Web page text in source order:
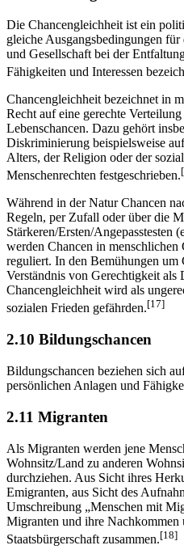
Die Chancengleichheit ist ein
gleiche Ausgangsbedingungen
und Gesellschaft bei der
Fähigkeiten und Interessen
Chancengleichheit bezeichnet in
Recht auf eine gerechte
Lebenschancen. Dazu gehört
Diskriminierung beispielsweise
Alters, der Religion oder der
Menschenrechten festgeschrieben.
Während in der Natur Chancen
Regeln, per Zufall oder über die
Stärkeren/Ersten/Angepasstesten
werden Chancen in menschlichen
reguliert. In den Bemühungen um
Verständnis von Gerechtigkeit als
Chancengleichheit wird als
sozialen Frieden gefährden.[17]
2.10 Bildungschancen
Bildungschancen beziehen sich
persönlichen Anlagen und
2.11 Migranten
Als Migranten werden jene
Wohnsitz/Land zu anderen
durchziehen. Aus Sicht ihres
Emigranten, aus Sicht des
Umschreibung „Menschen mit
Migranten und ihre Nachkommen
Staatsbürgerschaft zusammen.[18]